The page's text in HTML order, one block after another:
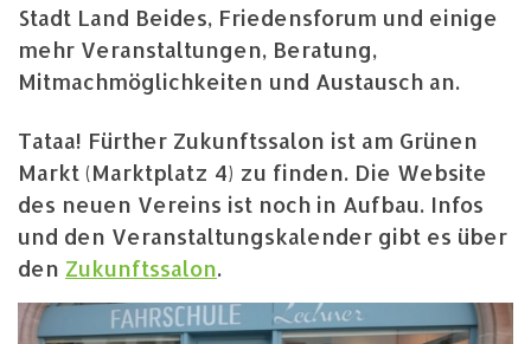
Stadt Land Beides, Friedensforum und einige
mehr Veranstaltungen, Beratung,
Mitmachmöglichkeiten und Austausch an.
Tataa! Fürther Zukunftssalon ist am Grünen
Markt (Marktplatz 4) zu finden. Die Website
des neuen Vereins ist noch in Aufbau. Infos
und den Veranstaltungskalender gibt es über
den Zukunftssalon.